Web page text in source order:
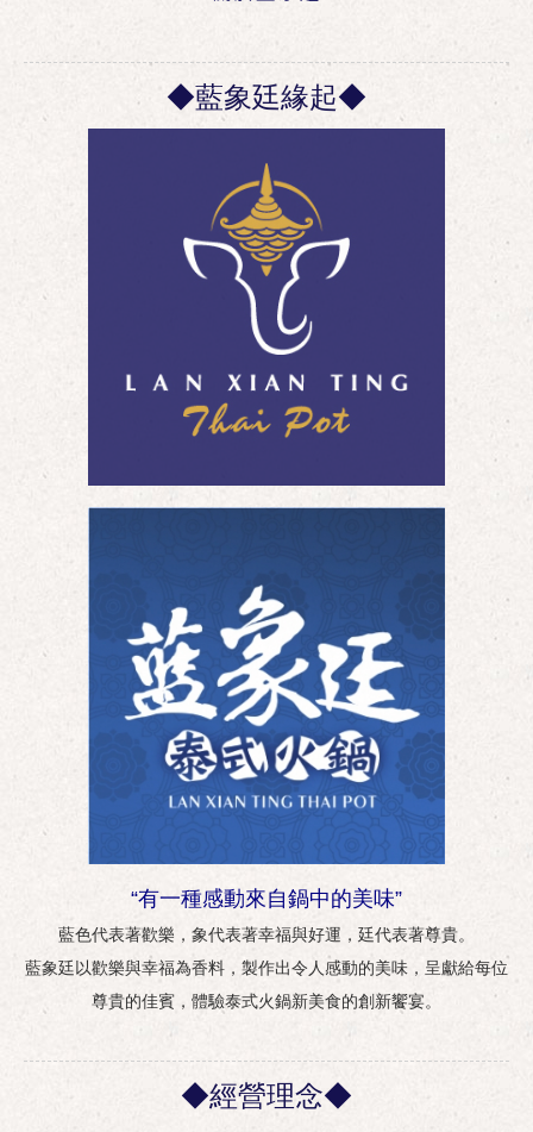
◆藍象廷緣起◆
“有一種感動來自鍋中的美味”
藍色代表著歡樂，象代表著幸福與好運，廷代表著尊貴。
藍象廷以歡樂與幸福為香料，製作出令人感動的美味，呈獻給每位
尊貴的佳賓，體驗泰式火鍋新美食的創新饗宴。
◆經營理念◆